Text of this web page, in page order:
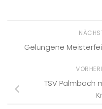
Gelungene
TSV Palmbach